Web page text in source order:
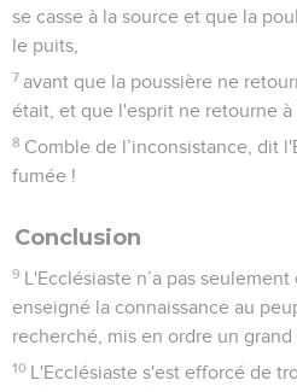
se casse à la source et que la
le puits,
7 avant que la poussière ne
était, et que l'esprit ne retourne
8 Comble de l’inconsistance, dit
fumée !
Conclusion
9 L'Ecclésiaste n’a pas
enseigné la connaissance au
recherché, mis en ordre un
10 L'Ecclésiaste s'est efforcé de